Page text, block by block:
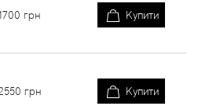
грн Купити
грн Купити